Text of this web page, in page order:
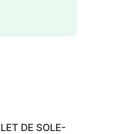
DE SOLE-